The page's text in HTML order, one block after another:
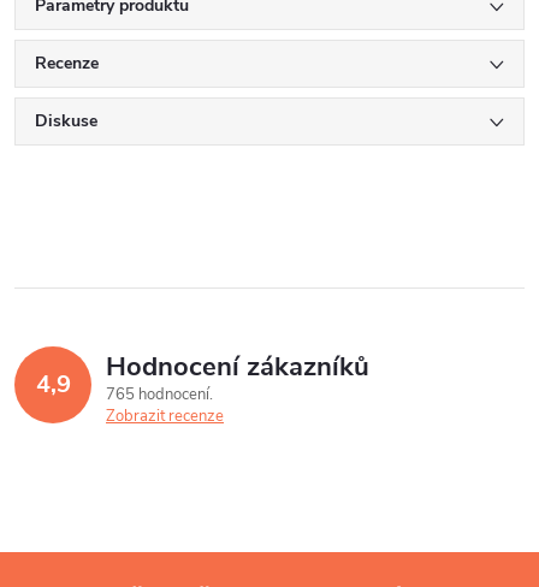
Parametry produktu
Recenze
Diskuse
4,9 Hodnocení zákazníků
765 hodnocení
Zobrazit recenze